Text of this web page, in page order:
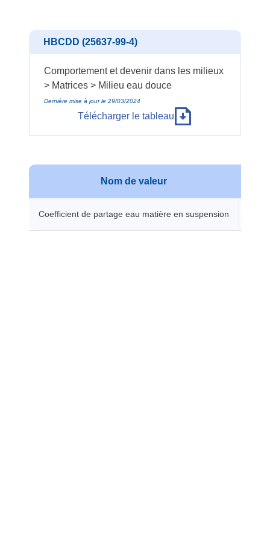
HBCDD (25637-99-4)
Comportement et devenir dans les milieux
> Matrices > Milieu eau douce
Dernière mise à jour le 29/03/2024
Télécharger le tableau
Nom de valeur
Coefficient de partage eau matière en suspension